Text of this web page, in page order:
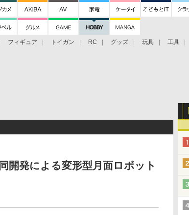
フィギュア トイガン RC グッズ 玩具 工具
開発による変形型月面ロボット